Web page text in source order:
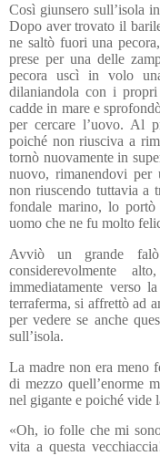
Così giunsero sull’isola
Dopo aver trovato il
ne saltò fuori una
prese per una delle
pecora uscì in volo
dilaniandola con i
cadde in mare e
per cercare l’uovo. Al
poiché non riusciva a
tornò nuovamente in
nuovo, rimanendovi per
non riuscendo tuttavia a
fondale marino, lo portò
uomo che ne fu molto
Avviò un grande
considerevolmente
immediatamente verso
terraferma, si affrettò ad
per vedere se anche
sull’isola.
La madre non era meno
di mezzo quell’enorme
nel gigante e poiché vide
«Oh, io folle che mi
vita a questa